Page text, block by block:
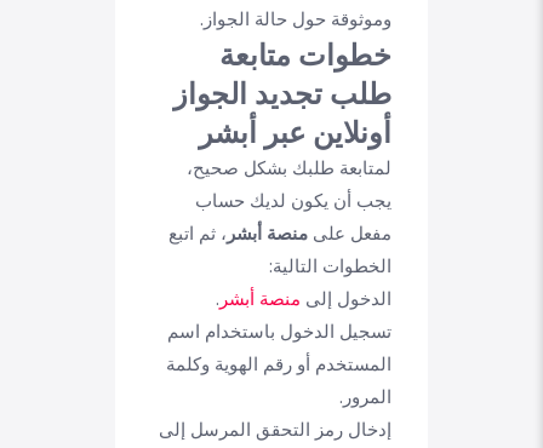
وموثوقة حول حالة الجواز.
خطوات متابعة
طلب تجديد الجواز
أونلاين عبر أبشر
لمتابعة طلبك بشكل صحيح،
يجب أن يكون لديك حساب
مفعل على منصة أبشر ، ثم اتبع
الخطوات التالية:
الدخول إلى منصة أبشر .
تسجيل الدخول باستخدام اسم
المستخدم أو رقم الهوية وكلمة
المرور.
إدخال رمز التحقق المرسل إلى